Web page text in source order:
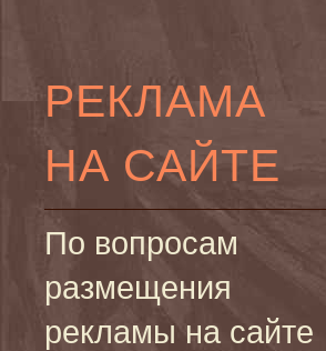
РЕКЛАМА
НА САЙТЕ
По вопросам
размещения
рекламы на сайте